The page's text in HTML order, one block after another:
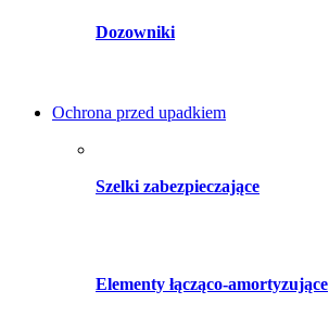
Dozowniki
Ochrona przed upadkiem
Szelki zabezpieczające
Elementy łącząco-amortyzujące